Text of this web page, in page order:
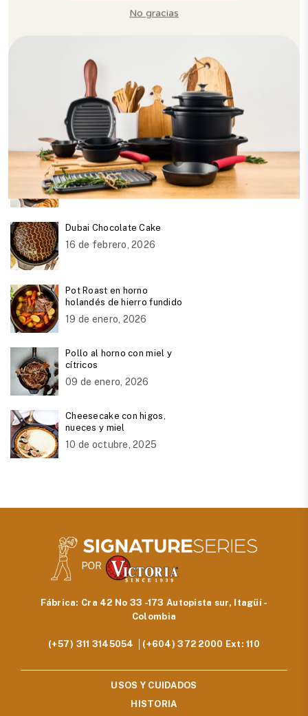
Volver a Recetas Signature
Publicaciones Recientes
Sartén de huevos rancheros
24 de julio, 2026
Dubai Chocolate Cake
16 de febrero, 2026
Pot Roast en horno
holandés de hierro fundido
19 de enero, 2026
Pollo al horno con miel y
cítricos
09 de enero, 2026
Cheesecake con higos,
nueces y miel
10 de octubre, 2025
Fábrica: Cra 42 No 33 -173 Autopista sur, Itagüí -
Colombia
(+57) 311 3145054 │(+604) 372 2000 Ext: 110
USOS Y CUIDADOS
HISTORIA